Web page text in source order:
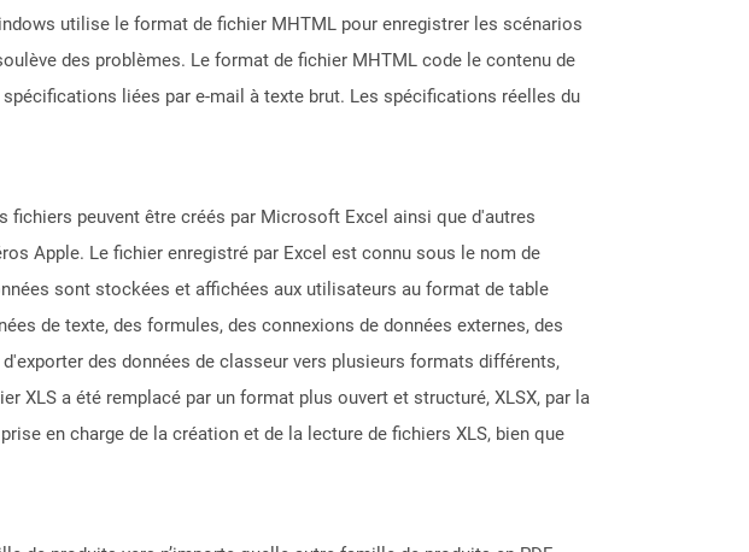
utilise le format de fichier MHTML pour enregistrer les scénarios
des problèmes. Le format de fichier MHTML code le contenu de
liées par e-mail à texte brut. Les spécifications réelles du
peuvent être créés par Microsoft Excel ainsi que d'autres
Apple. Le fichier enregistré par Excel est connu sous le nom de
sont stockées et affichées aux utilisateurs au format de table
de texte, des formules, des connexions de données externes, des
des données de classeur vers plusieurs formats différents,
XLS a été remplacé par un format plus ouvert et structuré, XLSX, par la
en charge de la création et de la lecture de fichiers XLS, bien que